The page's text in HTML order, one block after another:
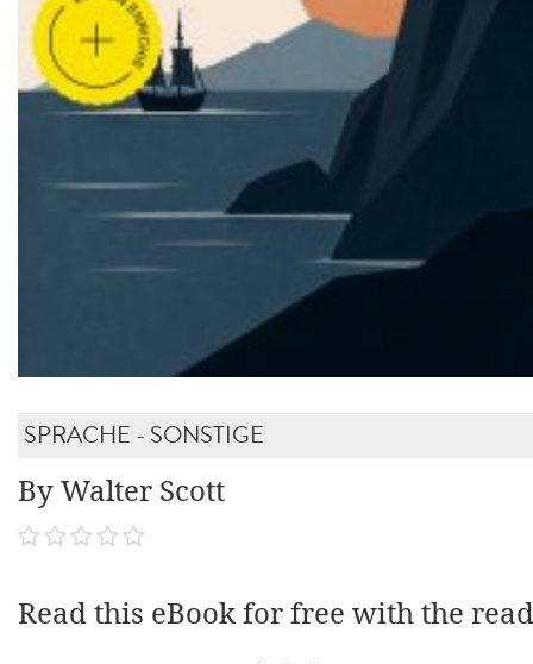
SPRACHE - SONSTIGE
By Walter Scott
Read this eBook for free with the